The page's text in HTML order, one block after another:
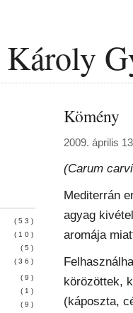
Károly
Kömény
2009. április
(Carum
Mediterrán
agyag
aromája
körözöttek,
(káposzta,
(53)
(10)
(5)
(36)
(9)
(1)
(9)